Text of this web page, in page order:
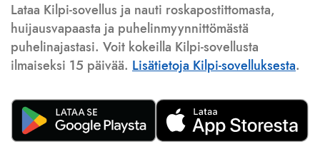
Lataa Kilpi-sovellus ja nauti roskapostittomasta,
huijausvapaasta ja puhelinmyynnittömästä
puhelinajastasi. Voit kokeilla Kilpi-sovellusta
ilmaiseksi 15 päivää. Lisätietoja Kilpi-sovelluksesta.